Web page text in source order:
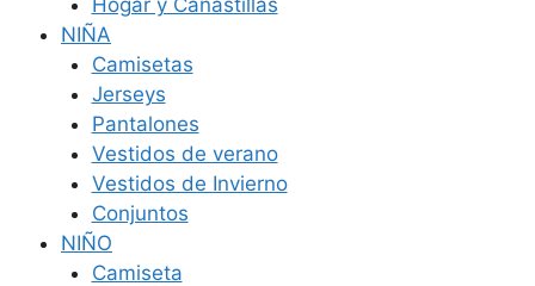
NIÑA
Camisetas
Jerseys
Pantalones
Vestidos de verano
Vestidos de Invierno
Conjuntos
NIÑO
Camiseta